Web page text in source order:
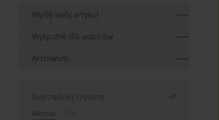
Wyślij swój artykuł
Wytyczne dla autorów
Archiwum
Najczęściej czytane
Miesiąc
Rok